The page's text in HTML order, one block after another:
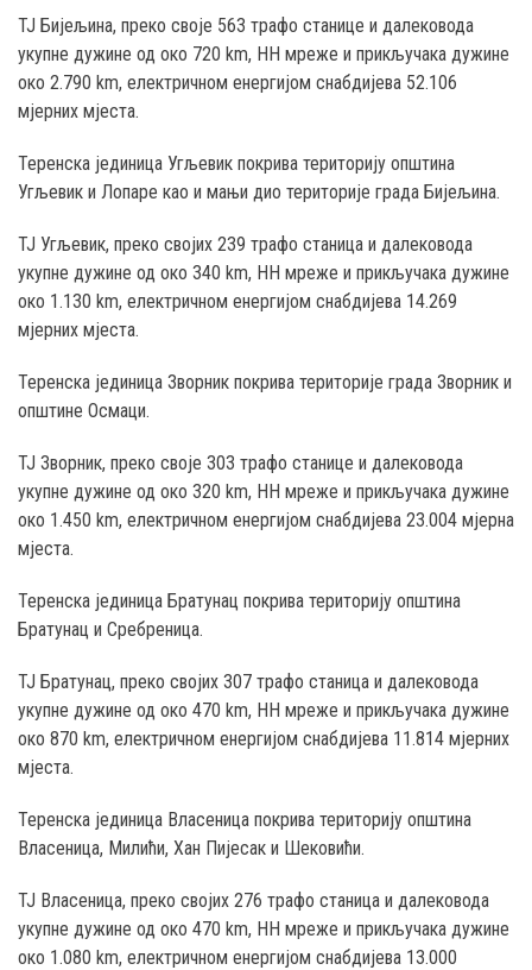
ТЈ Бијељина, преко својe 563 трафо станице и далековода
укупне дужине од око 720 km, НН мреже и прикључака дужине
око 2.790 km, електричном енергијом снабдијева 52.106
мјерних мјеста.
Теренска јединица Угљевик покрива територију општина
Угљевик и Лопаре као и мањи дио територије градa Бијељина.
ТЈ Угљевик, преко својих 239 трафо станица и далековода
укупне дужине од око 340 km, НН мреже и прикључака дужине
око 1.130 km, електричном енергијом снабдијева 14.269
мјерних мјеста.
Теренска јединица Зворник покрива територије града Зворник и
општине Осмаци.
ТЈ Зворник, преко своје 303 трафо станице и далековода
укупне дужине од око 320 km, НН мреже и прикључака дужине
око 1.450 km, електричном енергијом снабдијева 23.004 мјерна
мјеста.
Теренска јединица Братунац покрива територију општина
Братунац и Сребреница.
ТЈ Братунац, преко својих 307 трафо станица и далековода
укупне дужине од око 470 km, НН мреже и прикључака дужине
око 870 km, електричном енергијом снабдијева 11.814 мјерних
мјеста.
Теренска јединица Власеница покрива територију општина
Власеница, Милићи, Хан Пијесак и Шековићи.
ТЈ Власеница, преко својих 276 трафо станица и далековода
укупне дужине од око 470 km, НН мреже и прикључака дужине
око 1.080 km, електричном енергијом снабдијева 13.000